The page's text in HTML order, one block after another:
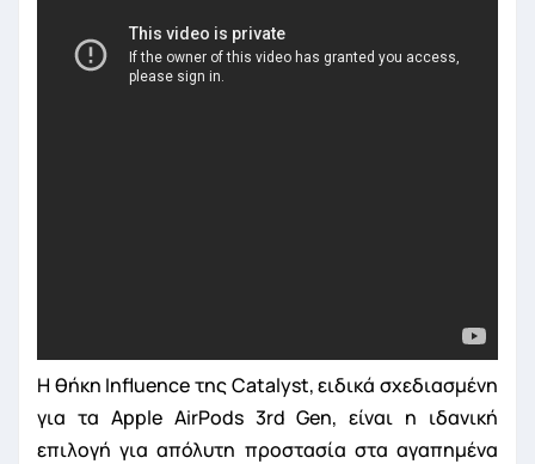
Η θήκη Influence της Catalyst, ειδικά σχεδιασμένη
για τα Apple AirPods 3rd Gen, είναι η ιδανική
επιλογή για απόλυτη προστασία στα αγαπημένα